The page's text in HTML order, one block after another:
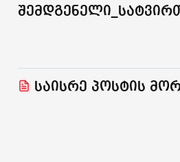
საისრე პოსტის